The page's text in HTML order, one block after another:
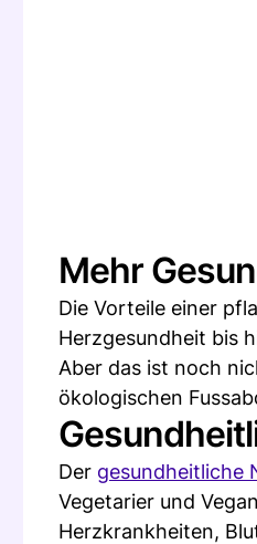
Mehr
Die Vorteile einer
Herzgesundheit bis
Aber das ist noch
ökologischen
Der gesundheitliche
Vegetarier und
Herzkrankheiten,